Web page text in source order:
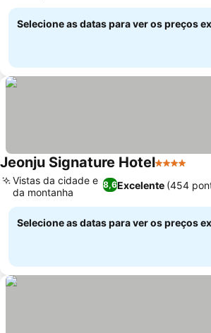
Selecione as datas para ver os preços
Jeonju Signature Hotel4 Estrelas
8,6Excelente (454
Vistas da cidade e
da montanha
Selecione as datas para ver os preços